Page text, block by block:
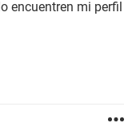
encuentren mi perfil